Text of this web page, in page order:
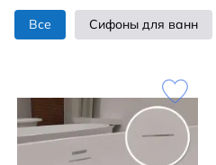
Все Сифоны для ванн